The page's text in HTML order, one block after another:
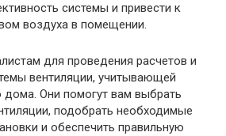
системы и привести к
воздуха в помещении.
для проведения расчетов и
вентиляции, учитывающей
дома. Они помогут вам выбрать
подобрать необходимые
и обеспечить правильную